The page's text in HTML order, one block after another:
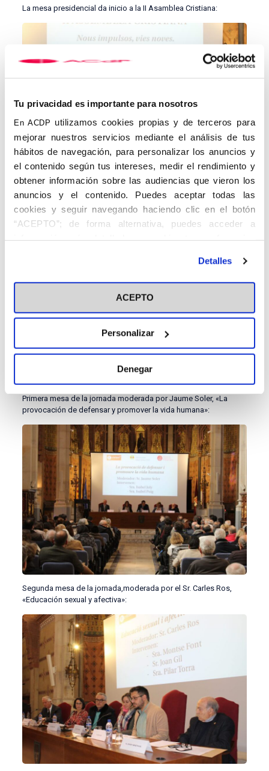
Tu privacidad es importante para nosotros
En ACDP utilizamos cookies propias y de terceros para
mejorar nuestros servicios mediante el análisis de tus
hábitos de navegación, para personalizar los anuncios y
el contenido según tus intereses, medir el rendimiento y
obtener información sobre las audiencias que vieron los
anuncios y el contenido. Puedes aceptar todas las
cookies y seguir navegando haciendo clic en el botón
“ACEPTO”; de forma alternativa, puedes acceder a
información más detallada y cambiar tus preferencias
en el botón "Personalizar". Para más información puedes
visitar nuestra Política de Cookies
Detalles
ACEPTO
Personalizar
Denegar
La mesa presidencial da inicio a la II Asamblea Cristiana:
Personalidades asistentes a la Asamblea entre los que se puede
observar al vicerrector de Relaciones Institucionales, Dr. Sergio
Rodríguez, el rector emérito de la UAO CEU, Dr. Josep Maria
Alsina y al periodista Daniel Arasa:
Primera mesa de la jornada moderada por Jaume Soler, «La
provocación de defensar y promover la vida humana»:
Segunda mesa de la jornada,moderada por el Sr. Carles Ros,
«Educación sexual y afectiva»: